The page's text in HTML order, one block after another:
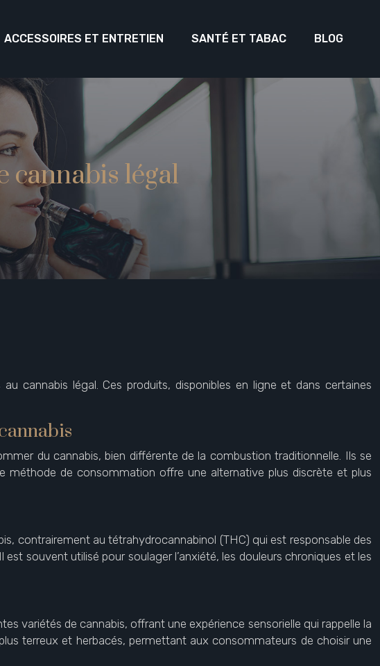
ACCESSOIRES ET ENTRETIEN SANTÉ ET TABAC BLOG
cannabis légal
cannabis légal. Ces produits, disponibles en ligne et dans certaines
du cannabis, bien différente de la combustion traditionnelle. Ils se
méthode de consommation offre une alternative plus discrète et plus
contrairement au tétrahydrocannabinol (THC) qui est responsable des
souvent utilisé pour soulager l’anxiété, les douleurs chroniques et les
variétés de cannabis, offrant une expérience sensorielle qui rappelle la
terreux et herbacés, permettant aux consommateurs de choisir une